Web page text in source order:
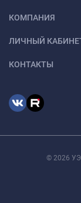
КОМПАНИЯ
ЛИЧНЫЙ
КОНТАКТЫ
© 2026